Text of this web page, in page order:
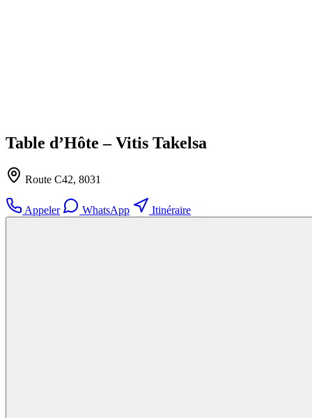
Table d’Hôte – Vitis Takelsa
Route C42, 8031
Appeler WhatsApp Itinéraire